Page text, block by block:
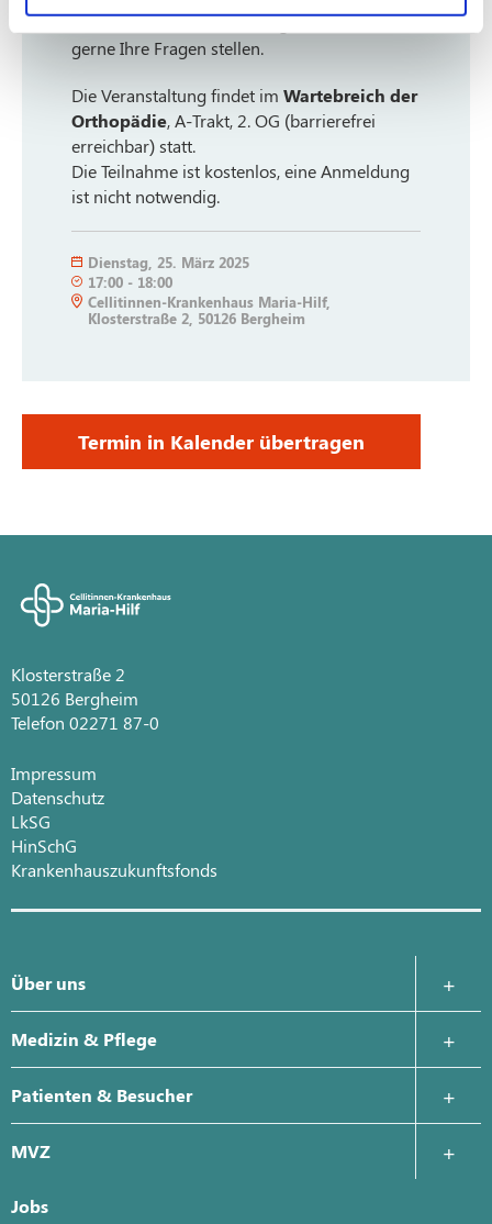
Im Anschluss an den Vortrag können Sie
gerne Ihre Fragen stellen.
Die Veranstaltung findet im Wartebreich der
Orthopädie, A-Trakt, 2. OG (barrierefrei
erreichbar) statt.
Die Teilnahme ist kostenlos, eine Anmeldung
ist nicht notwendig.
Dienstag 25. März 2025
17:00 - 18:00
Cellitinnen-Krankenhaus Maria-Hilf,
Klosterstraße 2, 50126 Bergheim
Termin in Kalender übertragen
Klosterstraße 2
50126 Bergheim
Telefon 02271 87-0
Impressum
Datenschutz
LkSG
HinSchG
Krankenhauszukunftsfonds
Über uns
Krankenhausleitung
Leitbild
Geschichte
Qualitätsmanagement
Karriere
Medizin & Pflege
Anästhesie und Intensivmedizin
Chirurgie
Patienten & Besucher
Zentrales Patientenmanagement
MVZ
Jobs